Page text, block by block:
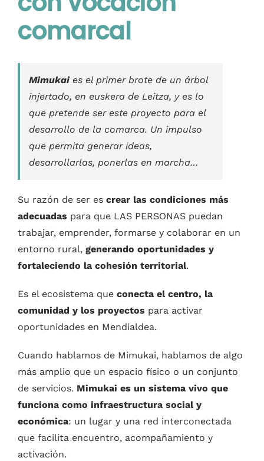
Castellano
comarcal
Mimukaies el primer brote de un árbol
injertado, en euskera de Leitza, y es lo
que pretende ser este proyecto para el
desarrollo de la comarca. Un impulso
que permita generar ideas,
desarrollarlas, ponerlas en marcha…
Su razón de ser es crear las condiciones más
adecuadas para que LAS PERSONAS puedan
trabajar, emprender, formarse y colaborar en un
entorno rural, generando oportunidades y
fortaleciendo la cohesión territorial.
Es el ecosistema que conecta el centro, la
comunidad y los proyectos para activar
oportunidades en Mendialdea.
Cuando hablamos de Mimukai, hablamos de algo
más amplio que un espacio físico o un conjunto
de servicios. Mimukai es un sistema vivo que
funciona como infraestructura social y
económica: un lugar y una red interconectada
que facilita encuentro, acompañamiento y
activación.